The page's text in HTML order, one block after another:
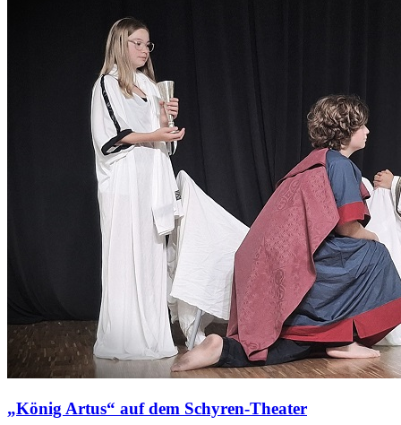
„König Artus“ auf dem Schyren-Theater